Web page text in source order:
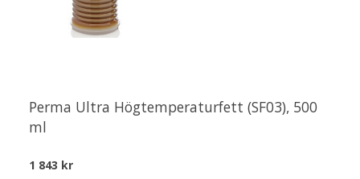
Perma Ultra Högtemperaturfett (SF03), 500
ml
1 843 kr